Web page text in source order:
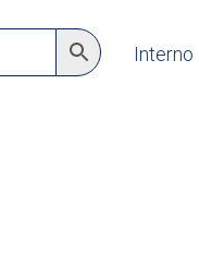
Interno